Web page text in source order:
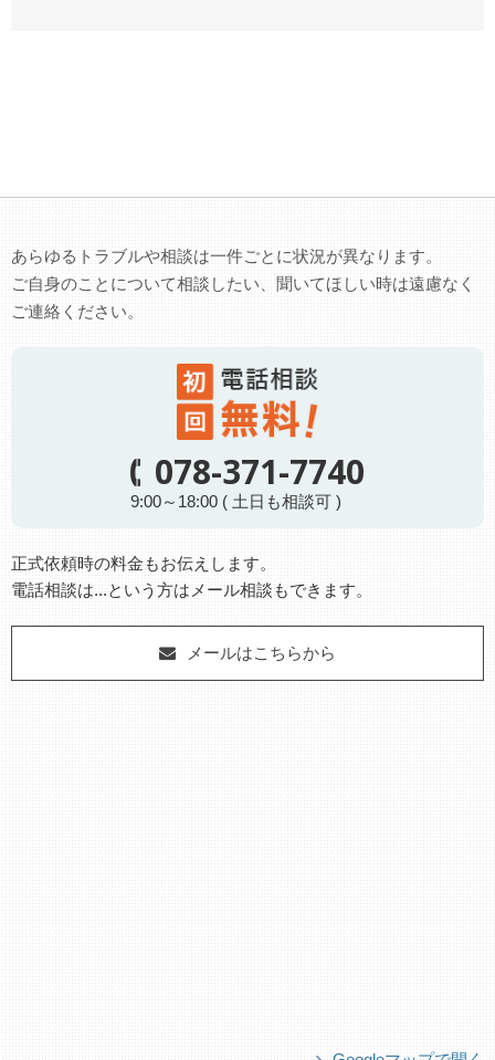
あらゆるトラブルや相談は一件ごとに状況が異なります。
ご自身のことについて相談したい、聞いてほしい時は遠慮なく
ご連絡ください。
078-371-7740
9:00～18:00 ( 土日も相談可 )
正式依頼時の料金もお伝えします。
電話相談は...という方はメール相談もできます。
メールはこちらから